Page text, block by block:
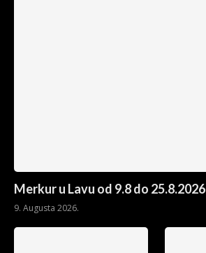
Merkur u Lavu od 9.8 do 25.8.2026
9. Augusta 2026.